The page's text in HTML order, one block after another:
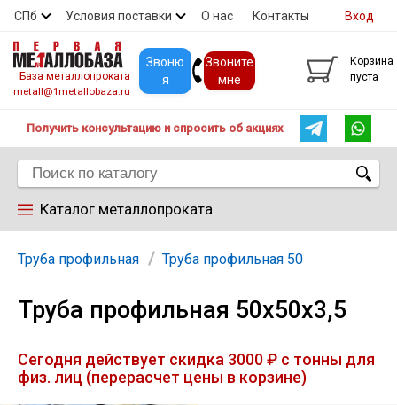
СПб Условия поставки О нас Контакты
Скидки Прайс Покупателям
Вход
База металлопроката
metall@1metallobaza.ru
Звоню
я
Звоните
мне
Корзина
пуста
Получить консультацию и спросить об акциях
Каталог металлопроката
Арматура
Труба профильная
Труба
Труба профильная Труба профильная 50
Труба профильная 50х50х3,5
Сегодня действует скидка 3000 ₽ с тонны для
физ. лиц (перерасчет цены в корзине)